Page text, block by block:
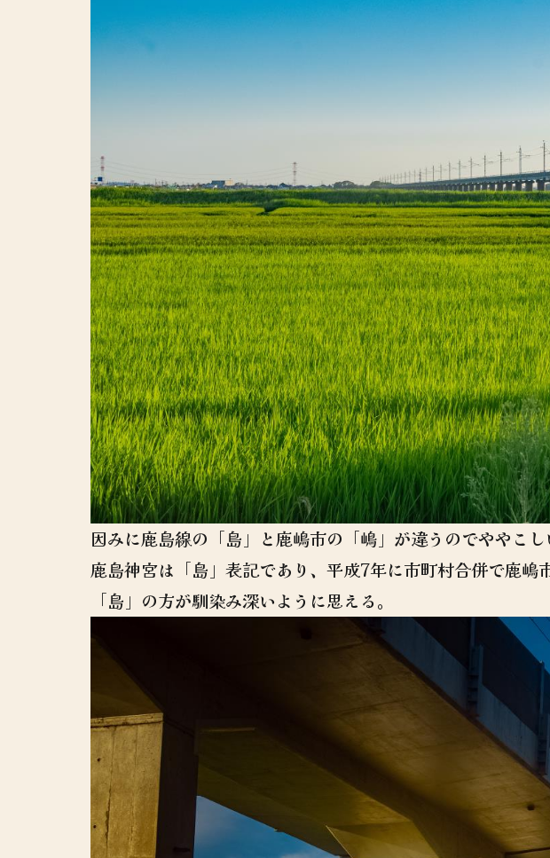
因みに鹿島線の「島」と鹿嶋市の「嶋」が違うのでややこ
鹿島神宮は「島」表記であり、平成7年に市町村合併で鹿嶋
「島」の方が馴染み深いように思える。